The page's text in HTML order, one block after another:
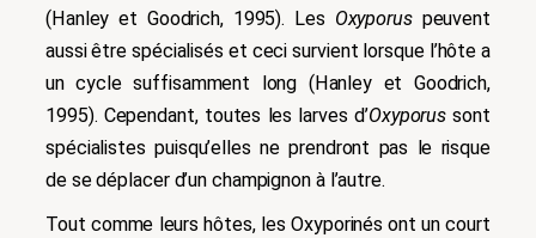
(Hanley et Goodrich, 1995). Les Oxyporuspeuvent
aussi être spécialisés et ceci survient lorsque l’hôte a
un cycle suffisamment long (Hanley et Goodrich,
1995). Cependant, toutes les larves d’Oxyporus sont
spécialistes puisqu’elles ne prendront pas le risque
de se déplacer d’un champignon à l’autre.
Tout comme leurs hôtes, les Oxyporinés ont un court